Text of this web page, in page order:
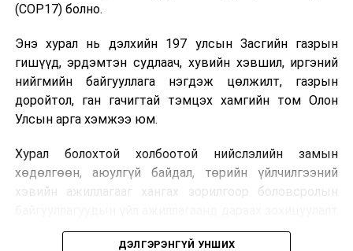
(COP17) болно.
Энэ хурал нь дэлхийн 197 улсын Засгийн газрын
гишүүд, эрдэмтэн судлаач, хувийн хэвшил, иргэний
нийгмийн байгууллага нэгдэж цөлжилт, газрын
доройтол, ган гачигтай тэмцэх хамгийн том Олон
Улсын арга хэмжээ юм.
Хурал болохтой холбоотой нийслэлийн замын
хөдөлгөөн, аюулгүй байдал, төрийн үйлчилгээний
хэвийн ажиллагааг хангах зорилгоор боловсролын
хэрэгжүүлэхээр болжээ .
ДЭЛГЭРЭНГҮЙ УНШИХ